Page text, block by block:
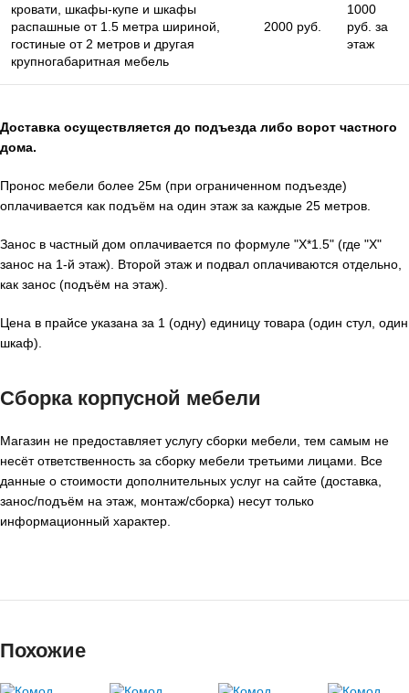
кровати, шкафы-купе и шкафы
распашные от 1.5 метра шириной,
гостиные от 2 метров и другая
крупногабаритная мебель
2000 руб.
1000
руб. за
этаж
Доставка осуществляется до подъезда либо ворот частного
дома.
Пронос мебели более 25м (при ограниченном подъезде)
оплачивается как подъём на один этаж за каждые 25 метров.
Занос в частный дом оплачивается по формуле "X*1.5" (где "X"
занос на 1-й этаж). Второй этаж и подвал оплачиваются отдельно,
как занос (подъём на этаж).
Цена в прайсе указана за 1 (одну) единицу товара (один стул, один
шкаф).
Сборка корпусной мебели
Магазин не предоставляет услугу сборки мебели, тем самым не
несёт ответственность за сборку мебели третьими лицами. Все
данные о стоимости дополнительных услуг на сайте (доставка,
занос/подъём на этаж, монтаж/сборка) несут только
информационный характер.
Похожие